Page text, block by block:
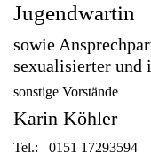
Jugendwartin
sowie
sexualisierter und
sonstige Vorstände
Karin Köhler
Tel.: 0151 17293594